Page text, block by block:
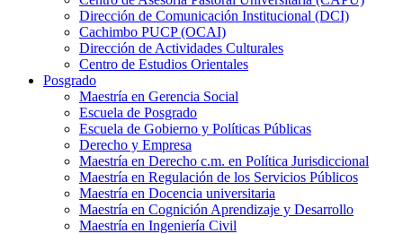
Dirección de Comunicación Institucional (DCI)
Cachimbo PUCP (OCAI)
Dirección de Actividades Culturales
Centro de Estudios Orientales
Posgrado
Maestría en Gerencia Social
Escuela de Posgrado
Escuela de Gobierno y Políticas Públicas
Derecho y Empresa
Maestría en Derecho c.m. en Política Jurisdiccional
Maestría en Regulación de los Servicios Públicos
Maestría en Docencia universitaria
Maestría en Cognición Aprendizaje y Desarrollo
Maestría en Ingeniería Civil